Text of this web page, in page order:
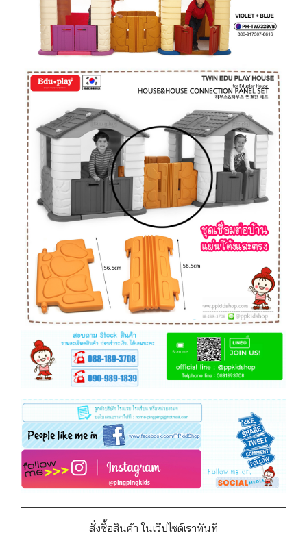
สั่งซื้อสินค้า ในเว๊ปไซด์เราทันที